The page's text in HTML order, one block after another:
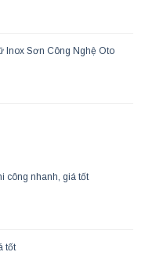
Inox Sơn Công Nghệ Oto
công nhanh, giá tốt
tốt